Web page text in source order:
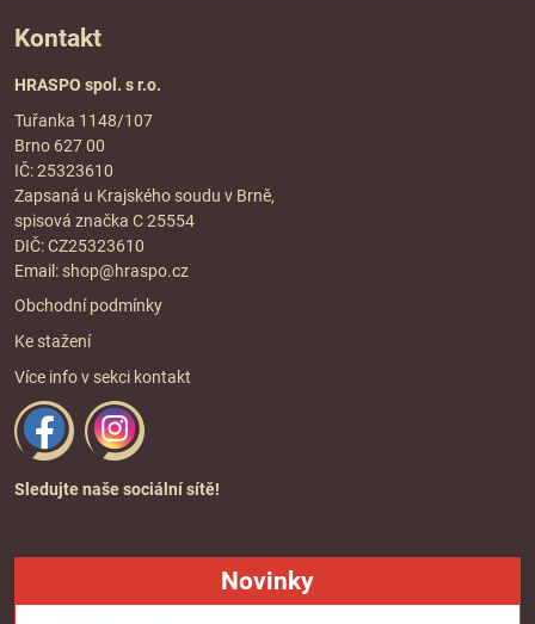
Kontakt
HRASPO spol. s r.o.
Tuřanka 1148/107
Brno 627 00
IČ: 25323610
Zapsaná u Krajského soudu v Brně,
spisová značka C 25554
DIČ: CZ25323610
Email: shop@hraspo.cz
Obchodní podmínky
Ke stažení
Více info v sekci kontakt
Sledujte naše sociální sítě!
Novinky